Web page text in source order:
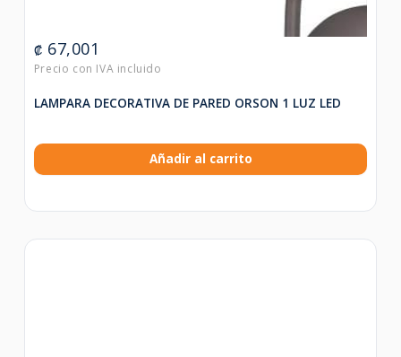
₡ 67,001
LAMPARA DECORATIVA DE PARED ORSON 1 LUZ LED
Añadir al carrito